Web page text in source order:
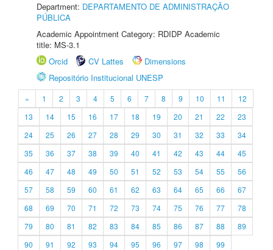
Department: DEPARTAMENTO DE ADMINISTRAÇÃO
PÚBLICA
Academic Appointment Category: RDIDP Academic
title: MS-3.1
Orcid
CV Lattes
Dimensions
Repositório Institucional UNESP
« 1 2 3 4 5 6 7 8 9 10 11
12
13
14 15 16 17 18 19 20 21 22
23
24
25 26 27 28 29 30 31 32 33
34
35
36 37 38 39 40 41 42 43 44
45
46
47 48 49 50 51 52 53 54 55
56
57
58 59 60 61 62 63 64 65 66
67
68
69 70 71 72 73 74 75 76 77
78
79
80 81 82 83 84 85 86 87 88
89
90
91 92 93 94 95 96 97 98
99